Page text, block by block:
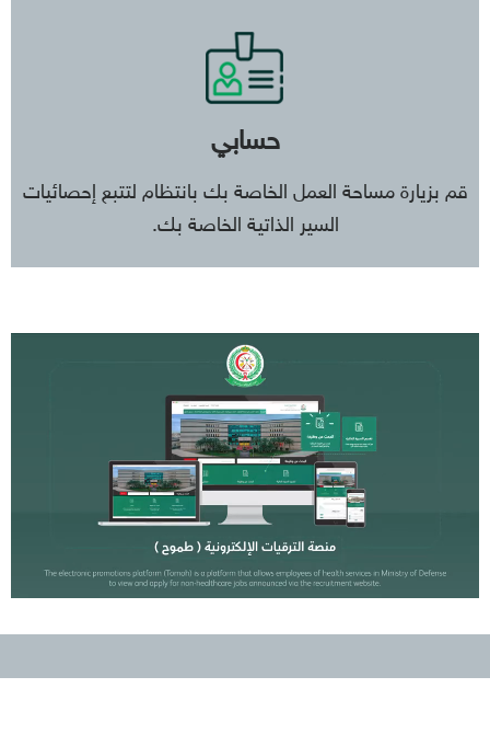
حسابي
قم بزيارة مساحة العمل الخاصة بك بانتظام لتتبع إحصائيات
السير الذاتية الخاصة بك.